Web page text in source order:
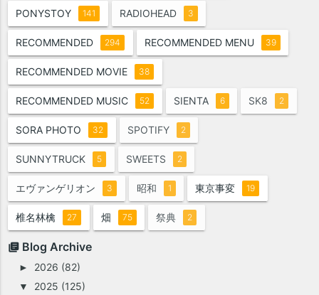
PONYSTOY 141 RADIOHEAD 3
RECOMMENDED 294 RECOMMENDED MENU 39
RECOMMENDED MOVIE 38
RECOMMENDED MUSIC 52 SIENTA 6 SK8 2
SORA PHOTO 32 SPOTIFY 2
SUNNYTRUCK 5 SWEETS 2
エヴァンゲリオン 3 昭和 1 東京事変 19
椎名林檎 27 畑 75 祭典 2
Blog Archive
► 2026 (82)
▼ 2025 (125)